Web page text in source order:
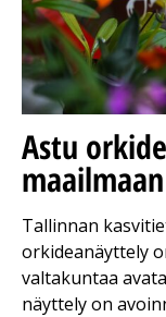
Astu
maailmaan
Tallinnan
orkideanäyttely
valtakuntaa
näyttely on